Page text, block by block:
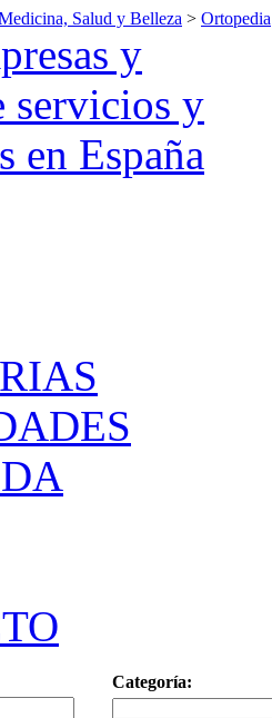
Salud y Belleza > Ortopedia
Categoría: